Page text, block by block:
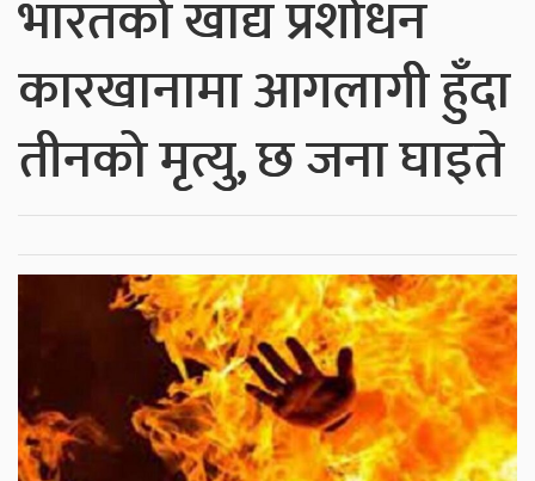
भारतको खाद्य प्रशोधन
कारखानामा आगलागी हुँदा
तीनको मृत्यु, छ जना घाइते